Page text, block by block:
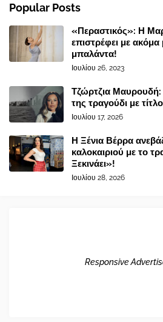
Popular Posts
«Περαστικός»: Η
επιστρέφει με
μπαλάντα!
Ιουλίου 26, 2023
Τζώρτζια
της τραγούδι με
Ιουλίου 17, 2026
Η Ξένια Βέρρα
καλοκαιριού με το
Ξεκινάει»!
Ιουλίου 28, 2026
Responsive